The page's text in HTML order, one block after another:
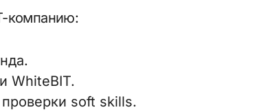
компанию:
WhiteBIT.
soft skills.